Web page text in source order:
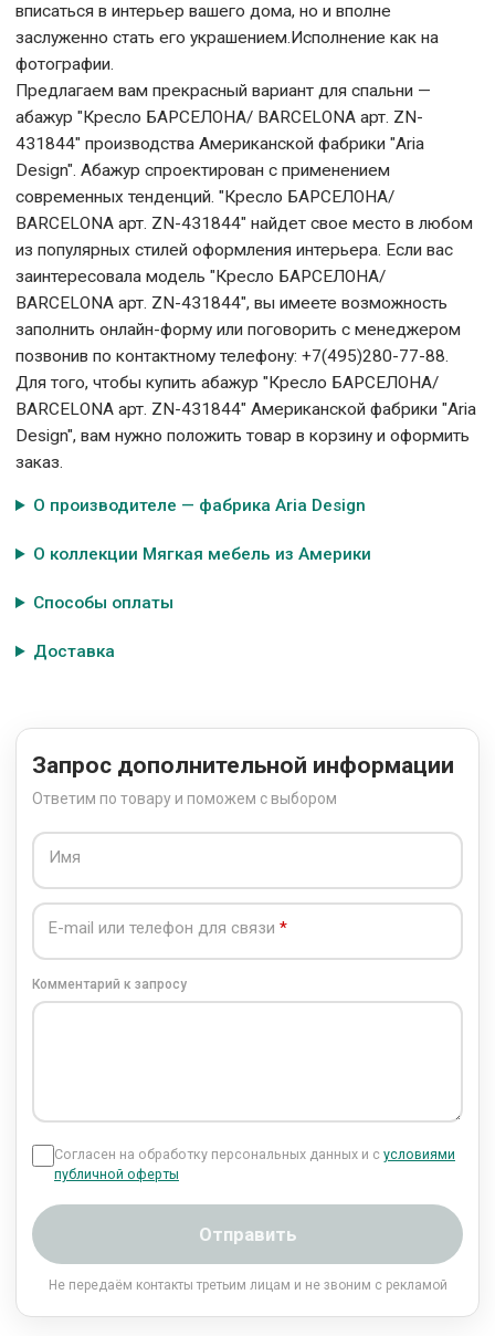
вписаться в интерьер вашего дома, но и вполне
заслуженно стать его украшением.Исполнение как на
фотографии.
Предлагаем вам прекрасный вариант для спальни —
абажур "Кресло БАРСЕЛОНА/ BARCELONA арт. ZN-
431844" производства Американской фабрики "Aria
Design". Абажур спроектирован с применением
современных тенденций. "Кресло БАРСЕЛОНА/
BARCELONA арт. ZN-431844" найдет свое место в любом
из популярных стилей оформления интерьера. Если вас
заинтересовала модель "Кресло БАРСЕЛОНА/
BARCELONA арт. ZN-431844", вы имеете возможность
заполнить онлайн-форму или поговорить с менеджером
позвонив по контактному телефону: +7(495)280-77-88.
Для того, чтобы купить абажур "Кресло БАРСЕЛОНА/
BARCELONA арт. ZN-431844" Американской фабрики "Aria
Design", вам нужно положить товар в корзину и оформить
заказ.
О производителе — фабрика Aria Design
О коллекции Мягкая мебель из Америки
Способы оплаты
Доставка
Запрос дополнительной информации
Ответим по товару и поможем с выбором
Имя
E-mail или телефон для связи
Комментарий к запросу
Согласен на обработку персональных данных и с условиями
публичной оферты
Отправить
Не передаём контакты третьим лицам и не звоним с рекламой